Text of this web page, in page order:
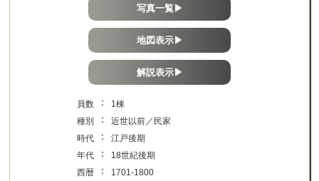
写真一覧▶
地図表示▶
解説表示▶
員数 ：
1棟
種別
：
近世以前／民家
時代
：
江戸後期
年代
：
18世紀後期
西暦
：
1701-1800